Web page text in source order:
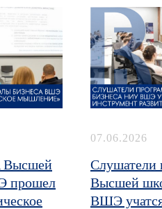
Высшей
прошел
07.06.2026
Слушатели
Высшей
ВШЭ